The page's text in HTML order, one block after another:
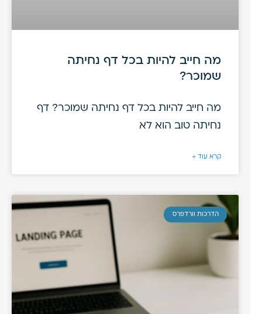
מה חייב להיות בכל דף נחיתה
שמוכר?
מה חייב להיות בכל דף נחיתה שמוכר? דף
נחיתה טוב הוא לא
קרא עוד »
הדרכות וורדפרס